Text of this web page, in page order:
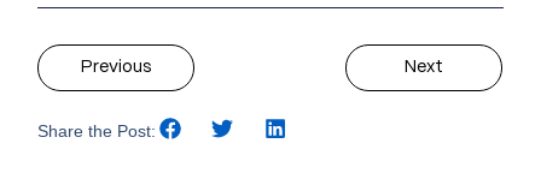
Previous Next
Share the Post: